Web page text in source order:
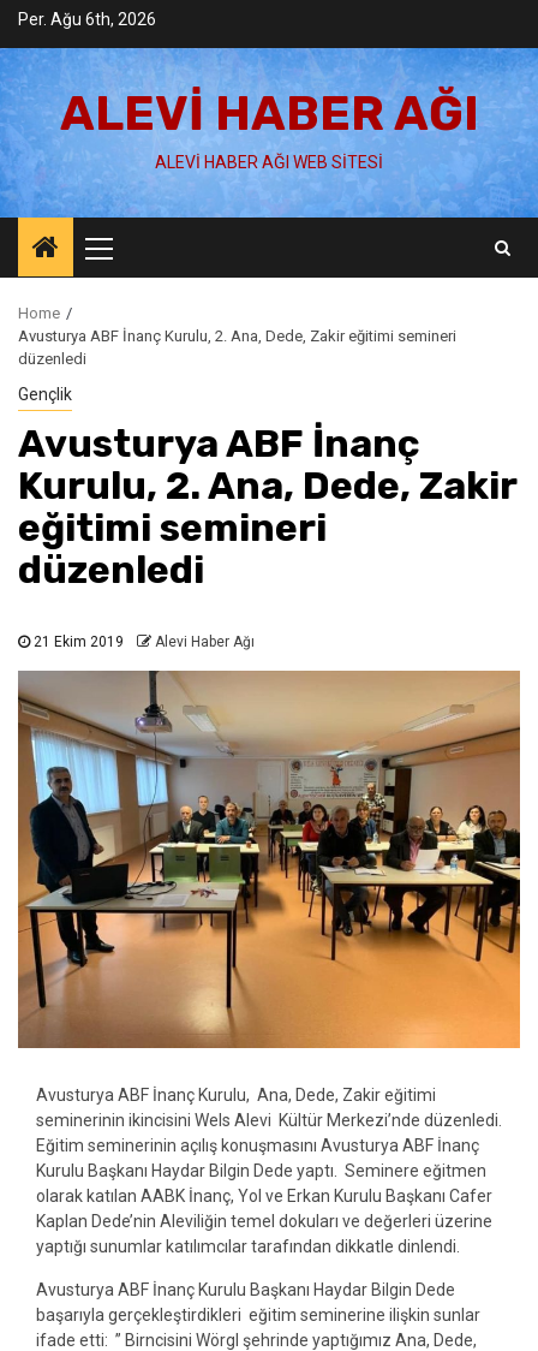
Skip
content
Per. Ağu 6th, 2026
ALEVI HABER AĞI
ALEVI HABER AĞI WEB SITESI
Menu
Home
Avusturya ABF İnanç Kurulu, 2. Ana, Dede, Zakir eğitimi semineri
düzenledi
Gençlik
Avusturya ABF İnanç
Kurulu, 2. Ana, Dede, Zakir
eğitimi semineri
düzenledi
21 Ekim 2019 Alevi Haber Ağı
Avusturya ABF İnanç Kurulu, Ana, Dede, Zakir eğitimi
seminerinin ikincisini Wels Alevi Kültür Merkezi’nde düzenledi.
Eğitim seminerinin açılış konuşmasını Avusturya ABF İnanç
Kurulu Başkanı Haydar Bilgin Dede yaptı. Seminere eğitmen
olarak katılan AABK İnanç, Yol ve Erkan Kurulu Başkanı Cafer
Kaplan Dede’nin Aleviliğin temel dokuları ve değerleri üzerine
yaptığı sunumlar katılımcılar tarafından dikkatle dinlendi.
Avusturya ABF İnanç Kurulu Başkanı Haydar Bilgin Dede
başarıyla gerçekleştirdikleri eğitim seminerine ilişkin sunlar
ifade etti: ” Birncisini Wörgl şehrinde yaptığımız Ana, Dede,